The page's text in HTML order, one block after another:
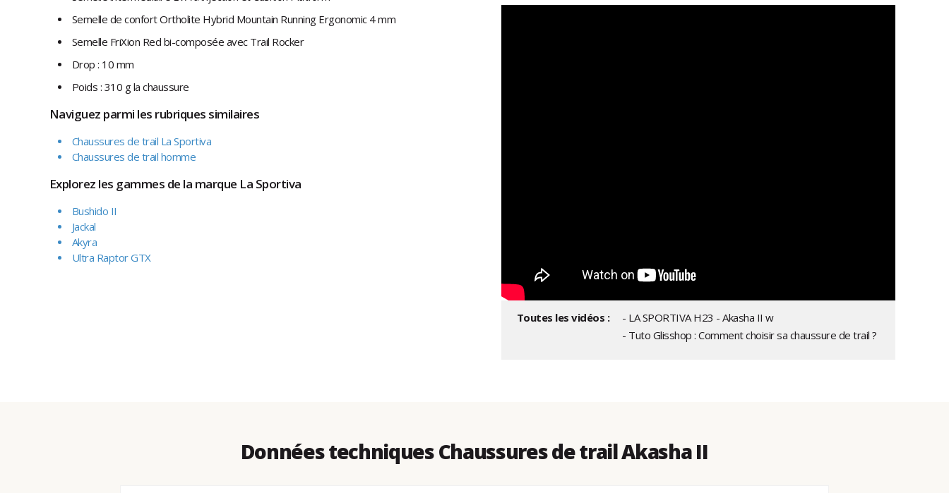
Semelle de confort Ortholite Hybrid Mountain Running Ergonomic 4 mm
Semelle FriXion Red bi-composée avec Trail Rocker
Drop : 10 mm
Poids : 310 g la chaussure
Naviguez parmi les rubriques similaires
Chaussures de trail La Sportiva
Chaussures de trail homme
Explorez les gammes de la marque La Sportiva
Bushido II
Jackal
Akyra
Ultra Raptor GTX
Toutes les vidéos :
- LA SPORTIVA H23 - Akasha II w
- Tuto Glisshop : Comment choisir sa chaussure de trail ?
Données techniques Chaussures de trail Akasha II